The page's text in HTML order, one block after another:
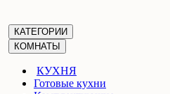
КАТЕГОРИИ
КОМНАТЫ
КУХНЯ
Готовые кухни